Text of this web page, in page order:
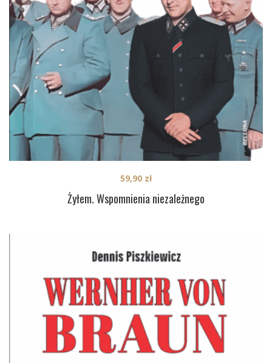
Żyłem. Wspomnienia niezależnego
59,90 zł